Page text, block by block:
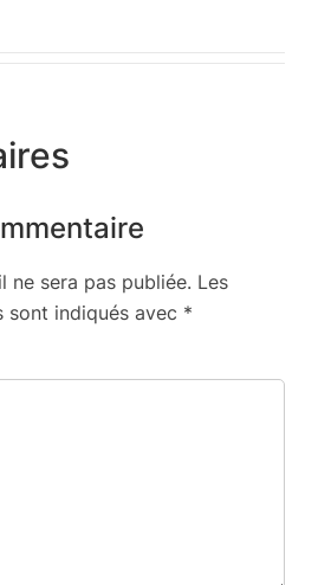
ne sera pas publiée. Les
sont indiqués avec *